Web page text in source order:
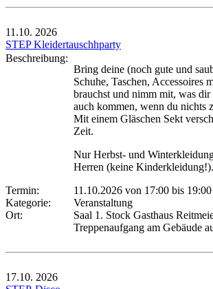
11.10. 2026
STEP Kleidertauschhparty
Beschreibung:
Bring deine (noch gute und
Schuhe, Taschen, Accessoires
brauchst und nimm mit, was
auch kommen, wenn du nichts
Mit einem Gläschen Sekt
Zeit.
Nur Herbst- und
Herren (keine Kinderkleidung!).
Termin:
11.10.2026 von 17:00 bis
Kategorie:
Veranstaltung
Ort:
Saal 1. Stock Gasthaus
Treppenaufgang am Gebäude
17.10. 2026